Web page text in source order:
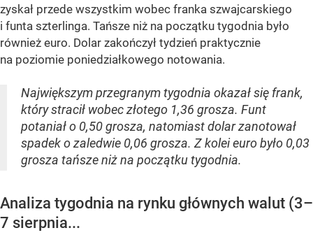
zyskał przede wszystkim wobec franka szwajcarskiego
i funta szterlinga. Tańsze niż na początku tygodnia było
również euro. Dolar zakończył tydzień praktycznie
na poziomie poniedziałkowego notowania.
Największym przegranym tygodnia okazał się frank,
który stracił wobec złotego 1,36 grosza. Funt
potaniał o 0,50 grosza, natomiast dolar zanotował
spadek o zaledwie 0,06 grosza. Z kolei euro było 0,03
grosza tańsze niż na początku tygodnia.
Analiza tygodnia na rynku głównych walut (3–
7 sierpnia...